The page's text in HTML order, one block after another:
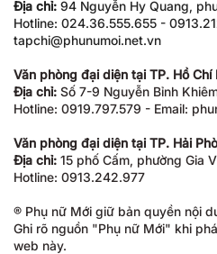
Địa chỉ: 94 Nguyễn Hy Quang,
Hotline: 024.36.555.655 -
tapchi@phunumoi.net.vn
Văn phòng đại diện tại TP. Hồ Chí
Địa chỉ: Số 7-9 Nguyễn Bỉnh
Hotline: 0919.797.579 - Email:
Văn phòng đại diện tại TP. Hải
Địa chỉ: 15 phố Cấm, phường Gia
Hotline: 0913.242.977
® Phụ nữ Mới giữ bản quyền nội
Ghi rõ nguồn "Phụ nữ Mới" khi
web này.